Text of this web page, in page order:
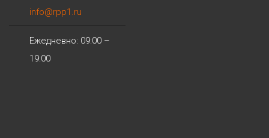
info@rpp1.ru
Ежедневно: 09:00 –
19:00